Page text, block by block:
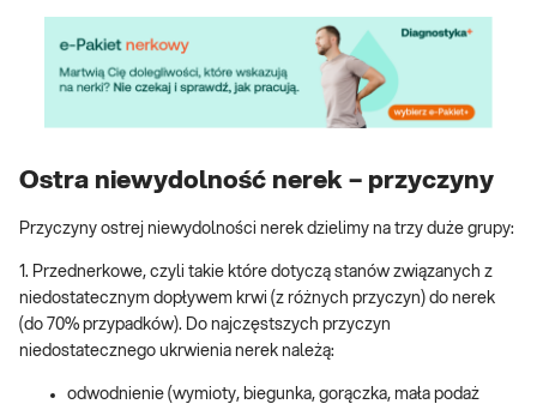
Ostra niewydolność nerek – przyczyny
Przyczyny ostrej niewydolności nerek dzielimy na trzy duże grupy:
1. Przednerkowe, czyli takie które dotyczą stanów związanych z
niedostatecznym dopływem krwi (z różnych przyczyn) do nerek
(do 70% przypadków). Do najczęstszych przyczyn
niedostatecznego ukrwienia nerek należą:
odwodnienie (wymioty, biegunka, gorączka, mała podaż